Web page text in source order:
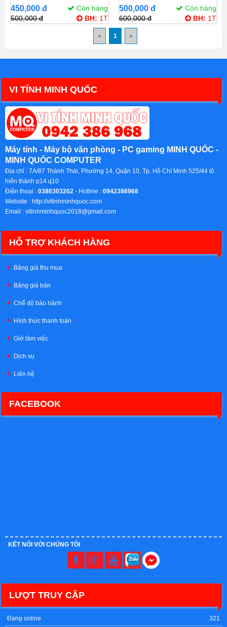
450,000 đ
Còn hàng
500,000 đ
BH: 1T
500,000 đ
Còn hàng
600,000 đ
BH: 1T
« 1 »
VI TÍNH MINH QUỐC
Máy tính - Máy bộ văn phòng - PC gaming MINH QUỐC -
MINH QUỐC COMPUTER
Địa chỉ : 7A/87 Thành Thái, Phường 14, Quận 10, Tp. Hồ Chí Minh 525/44 tô
hiến thành p14 q10
Điện thoại : 0386303202 - Hotline : 0942386968
Website : http://vitinhminhquoc.com
Email : vitinhminhquoc2018@gmail.com
HỖ TRỢ KHÁCH HÀNG
Bảng giá thu mua
Bảng giá bán
Chế độ bảo hành
Hình thức thanh toán
Giờ làm việc
Dịch vụ
Liên hệ
FACEBOOK
KẾT NỐI VỚI CHÚNG TÔI
LƯỢT TRUY CẬP
Đang online 321